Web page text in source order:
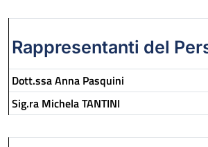
Rappresentanti del
Dott.ssa Anna Pasquini
Sig.ra Michela TANTINI